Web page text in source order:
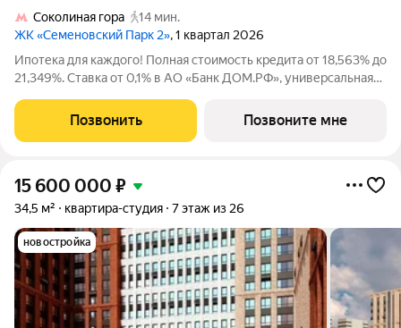
Соколиная гора
14 мин.
ЖК «Семеновский Парк 2», 1 квартал 2026
Ипотека для каждого! Полная стоимость кредита от 18,563% до
21,349%. Ставка от 0,1% в АО «Банк ДОМ.РФ», универсальная
месяцев ставка устанавливается при наличии документа о
компенсации Банку
Позвонить Позвоните мне
15 600 000 ₽
34,5 м² квартира-студия 7 этаж из 26
новостройка